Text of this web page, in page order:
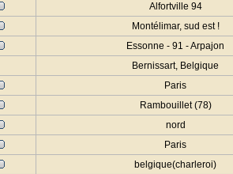
Alfortville 94
Montélimar, sud est !
Essonne - 91 - Arpajon
Bernissart, Belgique
Paris
Rambouillet (78)
nord
Paris
belgique(charleroi)